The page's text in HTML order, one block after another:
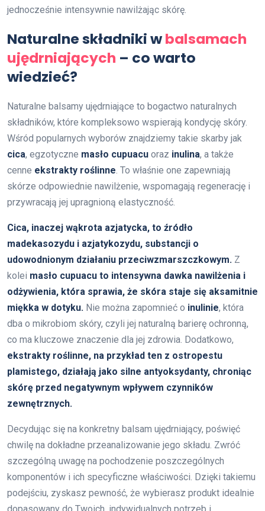
jednocześnie intensywnie nawilżając skórę.
Naturalne składniki wbalsamach
ujędrniających – co warto
wiedzieć?
Naturalne balsamy ujędrniające to bogactwo naturalnych
składników, które kompleksowo wspierają kondycję skóry.
Wśród popularnych wyborów znajdziemy takie skarby jak
cica, egzotyczne masło cupuacu oraz inulina, a także
cenne ekstrakty roślinne. To właśnie one zapewniają
skórze odpowiednie nawilżenie, wspomagają regenerację i
przywracają jej upragnioną elastyczność.
Cica, inaczej wąkrota azjatycka, to źródło
madekasozydu i azjatykozydu, substancji o
udowodnionym działaniu przeciwzmarszczkowym. Z
kolei masło cupuacu to intensywna dawka nawilżenia i
odżywienia, która sprawia, że skóra staje się aksamitnie
miękka w dotyku. Nie można zapomnieć o inulinie, która
dba o mikrobiom skóry, czyli jej naturalną barierę ochronną,
co ma kluczowe znaczenie dla jej zdrowia. Dodatkowo,
ekstrakty roślinne, na przykład ten z ostropestu
plamistego, działają jako silne antyoksydanty, chroniąc
skórę przed negatywnym wpływem czynników
zewnętrznych.
Decydując się na konkretny balsam ujędrniający, poświęć
chwilę na dokładne przeanalizowanie jego składu. Zwróć
szczególną uwagę na pochodzenie poszczególnych
komponentów i ich specyficzne właściwości. Dzięki takiemu
podejściu, zyskasz pewność, że wybierasz produkt idealnie